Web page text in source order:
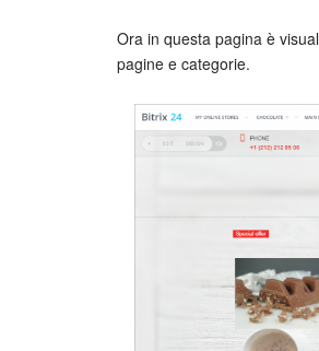
Ora in questa pagina è
pagine e categorie.